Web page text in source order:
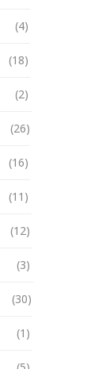
(4)
(18)
(2)
(26)
(16)
(11)
(12)
(3)
(30)
(1)